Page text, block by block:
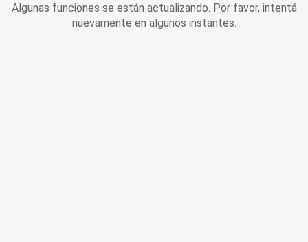
Algunas funciones se están actualizando. Por favor, intentá
nuevamente en algunos instantes.